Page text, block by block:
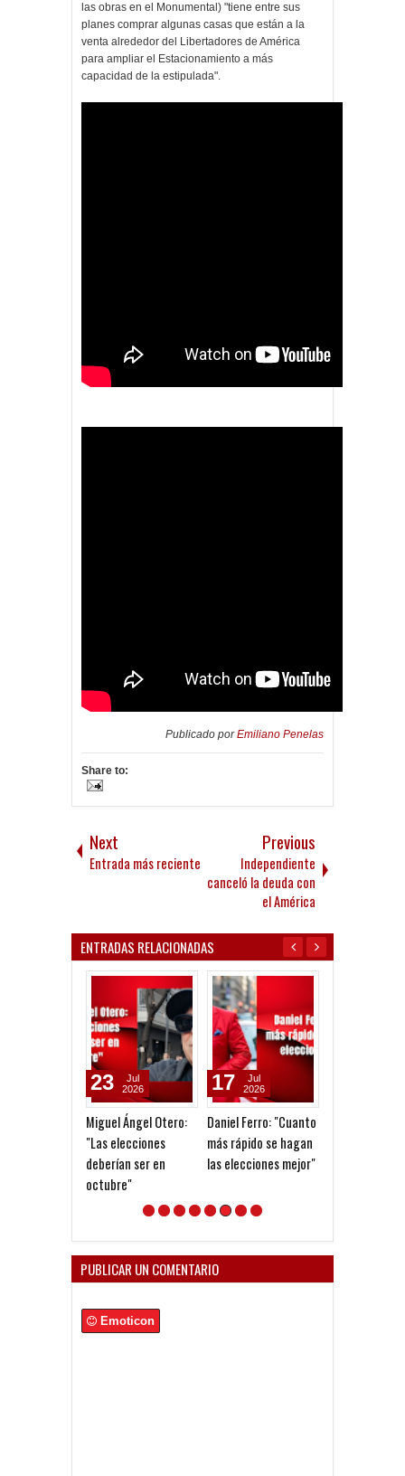
las obras en el Monumental) "tiene entre sus
planes comprar algunas casas que están a la
venta alrededor del Libertadores de América
para ampliar el Estacionamiento a más
capacidad de la estipulada".
Publicado porEmiliano Penelas
Share to:
Next
Entrada más reciente
Previous
Independiente
canceló la deuda con
el América
ENTRADAS RELACIONADAS
Miguel Ángel Otero:
"Las elecciones
deberían ser en
octubre"
23
Jul
2026
Daniel Ferro: "Cuanto
más rápido se hagan
las elecciones mejor"
17
Jul
2026
PUBLICAR UN COMENTARIO
Emoticon